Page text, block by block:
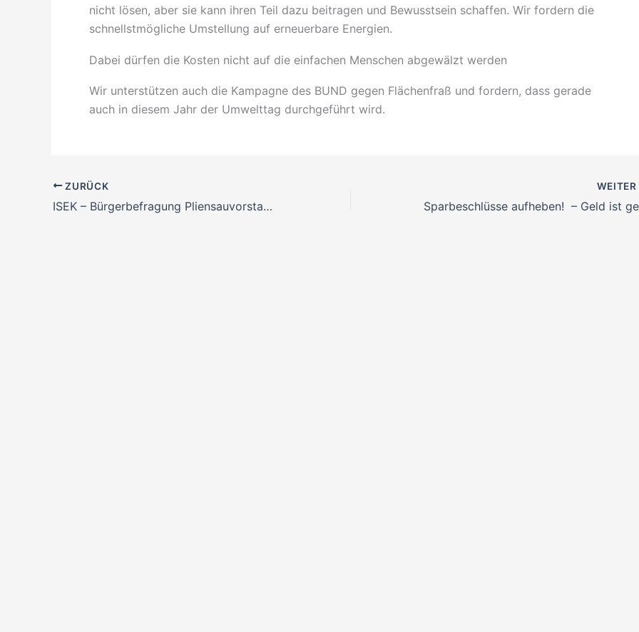
nicht lösen, aber sie kann ihren Teil dazu beitragen und Bewusstsein schaffen. Wir fordern die
schnellstmögliche Umstellung auf erneuerbare Energien.
Dabei dürfen die Kosten nicht auf die einfachen Menschen abgewälzt werden
Wir unterstützen auch die Kampagne des BUND gegen Flächenfraß und fordern, dass gerade
auch in diesem Jahr der Umwelttag durchgeführt wird.
ZURÜCK
ISEK – Bürgerbefragung Pliensauvorstadt – wozu?
WEITER